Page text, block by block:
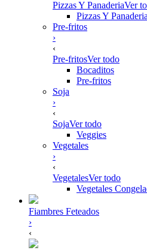
Pizzas Y PanaderiaVer
Pizzas Y Panaderia
Pre-fritos
›
‹
Pre-fritosVer todo
Bocaditos
Pre-fritos
Soja
›
‹
SojaVer todo
Veggies
Vegetales
›
‹
VegetalesVer todo
Vegetales
Fiambres Feteados
›
‹